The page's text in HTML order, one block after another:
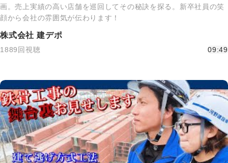
画。売上実績の高い店舗を巡回してその秘訣を探る。新卒社員の笑
顔から会社の雰囲気が伝わります！
株式会社 建デポ
1889回視聴 09:49